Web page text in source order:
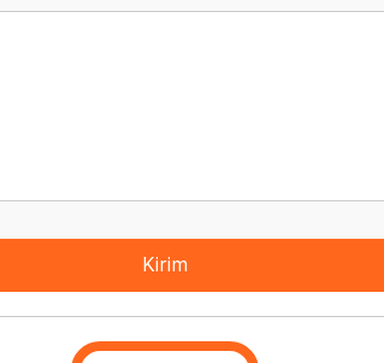
Kirim